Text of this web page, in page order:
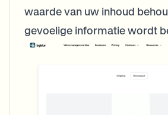
waarde van uw inhoud
gevoelige informatie wordt